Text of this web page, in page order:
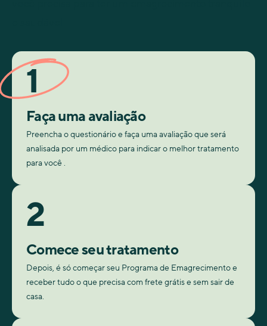
1
Faça uma avaliação
Preencha o questionário e faça uma avaliação que será
analisada por um médico para indicar o melhor tratamento
para você .
2
Comece seu tratamento
Depois, é só começar seu Programa de Emagrecimento e
receber tudo o que precisa com frete grátis e sem sair de
casa.